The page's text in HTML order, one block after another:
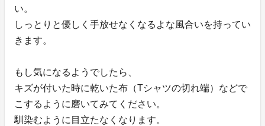
い。
しっとりと優しく手放せなくなるよな風合いを持ってい
きます。
もし気になるようでしたら、
キズが付いた時に乾いた布（Tシャツの切れ端）などで
こするように磨いてみてください。
馴染むように目立たなくなります。